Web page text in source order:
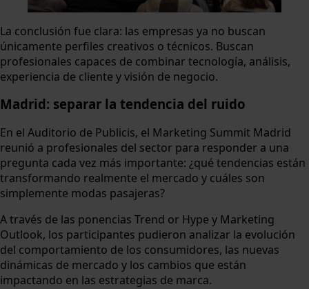
La conclusión fue clara: las empresas ya no buscan
únicamente perfiles creativos o técnicos. Buscan
profesionales capaces de combinar tecnología, análisis,
experiencia de cliente y visión de negocio.
Madrid: separar la tendencia del ruido
En el Auditorio de Publicis, el Marketing Summit Madrid
reunió a profesionales del sector para responder a una
pregunta cada vez más importante: ¿qué tendencias están
transformando realmente el mercado y cuáles son
simplemente modas pasajeras?
A través de las ponencias Trend or Hype y Marketing
Outlook, los participantes pudieron analizar la evolución
del comportamiento de los consumidores, las nuevas
dinámicas de mercado y los cambios que están
impactando en las estrategias de marca.